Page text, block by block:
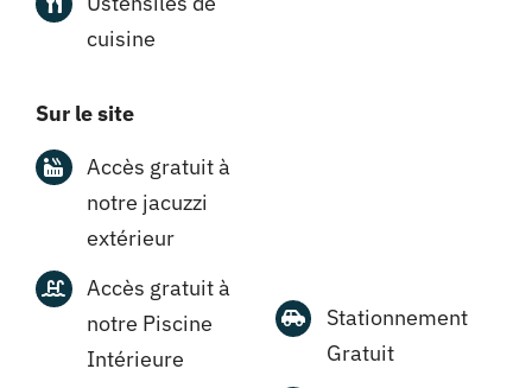
cuisine
Sur le site
Accès gratuit à
notre jacuzzi
extérieur
Accès gratuit à
notre Piscine
Intérieure
Stationnement
Gratuit